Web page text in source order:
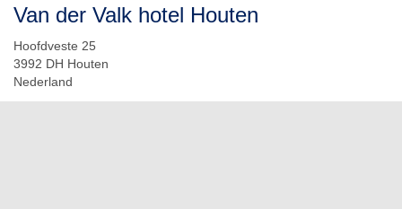
Van der Valk hotel Houten
Hoofdveste 25
3992 DH Houten
Nederland